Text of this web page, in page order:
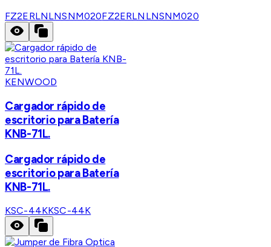
FZ2ERLNLNSNM020FZ2ERLNLNSNM020
KENWOOD
Cargador rápido de
escritorio para Batería
KNB-71L.
Cargador rápido de
escritorio para Batería
KNB-71L.
KSC-44KKSC-44K